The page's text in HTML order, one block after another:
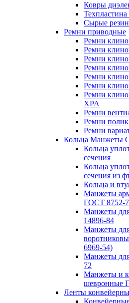
Ковры
Техпластина
Сырые
Ремни приводные
Ремни
Ремни
Ремни
Ремни
Ремни
Ремни
Ремни
XPA
Ремни
Ремни
Ремни
Кольца Манжеты
Кольца
сечения
Кольца
сечения из
Кольца и
Манжеты
ГОСТ 8752-
Манжеты
14896-84
Манжеты
6969-54)
Манжеты
72
Манжеты и
шевронные
Ленты